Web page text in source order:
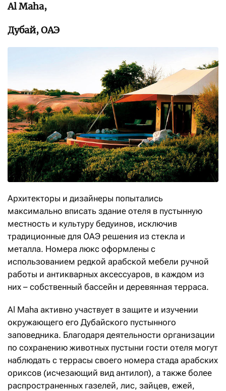
Al Maha,
Дубай, ОАЭ
Архитекторы и дизайнеры попытались
максимально вписать здание отеля в пустынную
местность и культуру бедуинов, исключив
традиционные для ОАЭ решения из стекла и
металла. Номера люкс оформлены с
использованием редкой арабской мебели ручной
работы и антикварных аксессуаров, в каждом из
них – собственный бассейн и деревянная терраса.
Al Maha активно участвует в защите и изучении
окружающего его Дубайского пустынного
заповедника. Благодаря деятельности организации
по сохранению животных пустыни гости отеля могут
наблюдать с террасы своего номера стада арабских
ориксов (исчезающий вид антилоп), а также более
распространенных газелей, лис, зайцев, ежей,